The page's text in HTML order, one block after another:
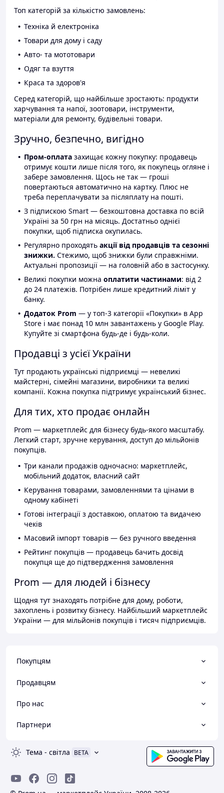
Топ категорій за кількістю замовлень:
Техніка й електроніка
Товари для дому і саду
Авто- та мототовари
Одяг та взуття
Краса та здоров'я
Серед категорій, що найбільше зростають: продукти
харчування та напої, зоотовари, інструменти,
матеріали для ремонту, будівельні товари.
Зручно, безпечно, вигідно
Пром-оплата захищає кожну покупку: продавець
отримує кошти лише після того, як покупець огляне і
забере замовлення. Щось не так — гроші
повертаються автоматично на картку. Плюс не
треба переплачувати за післяплату на пошті.
З підпискою Smart — безкоштовна доставка по всій
Україні за 50 грн на місяць. Достатньо однієї
покупки, щоб підписка окупилась.
Регулярно проходять акції від продавців та сезонні
знижки. Стежимо, щоб знижки були справжніми.
Актуальні пропозиції — на головній або в застосунку.
Великі покупки можна оплатити частинами: від 2
до 24 платежів. Потрібен лише кредитний ліміт у
банку.
Додаток Prom — у топ-3 категорії «Покупки» в App
Store і має понад 10 млн завантажень у Google Play.
Купуйте зі смартфона будь-де і будь-коли.
Продавці з усієї України
Тут продають українські підприємці — невеликі
майстерні, сімейні магазини, виробники та великі
компанії. Кожна покупка підтримує український бізнес.
Для тих, хто продає онлайн
Prom — маркетплейс для бізнесу будь-якого масштабу.
Легкий старт, зручне керування, доступ до мільйонів
покупців.
Три канали продажів одночасно: маркетплейс,
мобільний додаток, власний сайт
Керування товарами, замовленнями та цінами в
одному кабінеті
Готові інтеграції з доставкою, оплатою та видачею
чеків
Масовий імпорт товарів — без ручного введення
Рейтинг покупців — продавець бачить досвід
покупця ще до підтвердження замовлення
Prom — для людей і бізнесу
Щодня тут знаходять потрібне для дому, роботи,
захоплень і розвитку бізнесу. Найбільший маркетплейс
України — для мільйонів покупців і тисяч підприємців.
Покупцям
Продавцям
Про нас
Партнери
Тема - світла BETA